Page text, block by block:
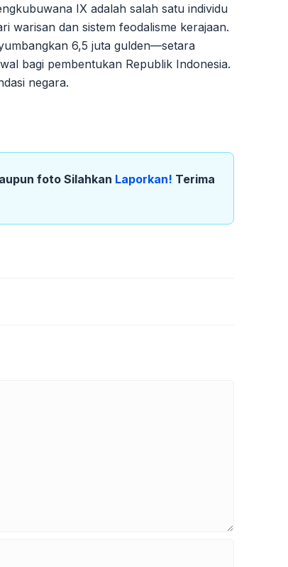
IX adalah salah satu individu
warisan dan sistem feodalisme kerajaan.
6,5 juta gulden—setara
bagi pembentukan Republik Indonesia.
negara.
foto Silahkan Laporkan! Terima